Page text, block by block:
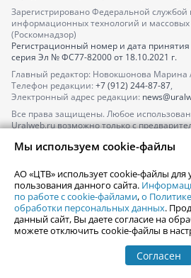
Зарегистрировано Федеральной службой
информационных технологий и
(Роскомнадзор)
Регистрационный номер и дата
серия Эл № ФС77-82000от 18.10.2021 г.
Главный редактор: Новокшонова Марина
Телефон редакции: +7 (912) 244-87-87,
Электронный адрес редакции:
Все права защищены. Любое
Uralweb.ru возможно только с
По вопросам размещения рекламы
По вопросам размещения информации в
afisha@uralweb.ru
Пользовательское соглашение на
Политика АО «ЦТВ» в отношении
Мы используем cookie-файлы
АО «ЦТВ» использует cookie-файлы
пользования данного сайта.
по работе с cookie-файлами,о
обработки персональных данных.
данный сайт, Вы даете согласие на
можете отключить cookie-файлы в
Согласен